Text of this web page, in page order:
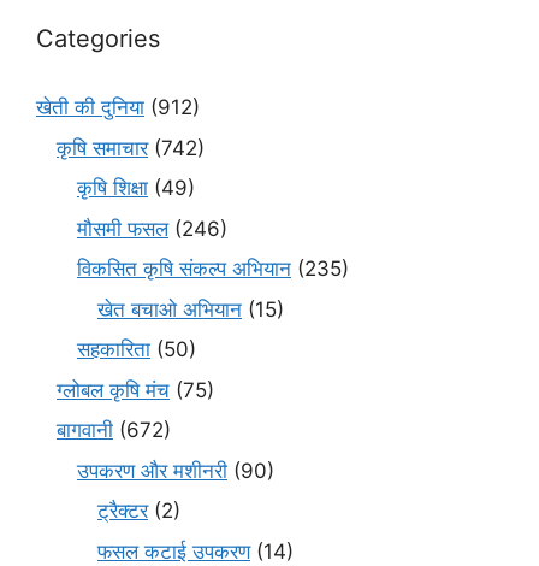
Categories
खेती की दुनिया (912)
कृषि समाचार(742)
कृषि शिक्षा (49)
मौसमी फसल(246)
विकसित कृषि संकल्प अभियान (235)
खेत बचाओ अभियान (15)
सहकारिता (50)
ग्लोबल कृषि मंच (75)
बागवानी (672)
उपकरण और मशीनरी (90)
ट्रैक्टर(2)
फसल कटाई उपकरण(14)